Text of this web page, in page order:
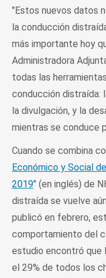
"Estos nuevos datos
la conducción
más importante hoy
Administradora
todas las
conducción distraída:
la divulgación, y la
mientras se conduce
Cuando se combina
Económico y Social
2019" (en inglés) de
distraída se vuelve
publicó en febrero,
comportamiento del
estudio encontró que
el 29% de todos los